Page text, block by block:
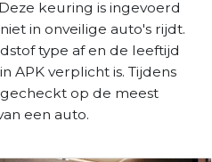
keuring is ingevoerd
in onveilige auto's rijdt.
type af en de leeftijd
APK verplicht is. Tijdens
op de meest
een auto.